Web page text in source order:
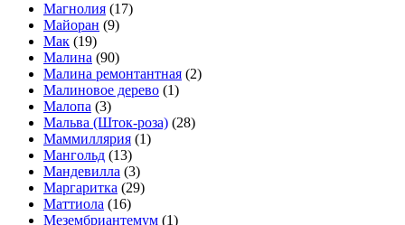
Магнолия (17)
Майоран (9)
Мак (19)
Малина (90)
Малина ремонтантная (2)
Малиновое дерево (1)
Малопа (3)
Мальва (Шток-роза) (28)
Маммиллярия (1)
Мангольд (13)
Мандевилла (3)
Маргаритка (29)
Маттиола (16)
Мезембриантемум (1)